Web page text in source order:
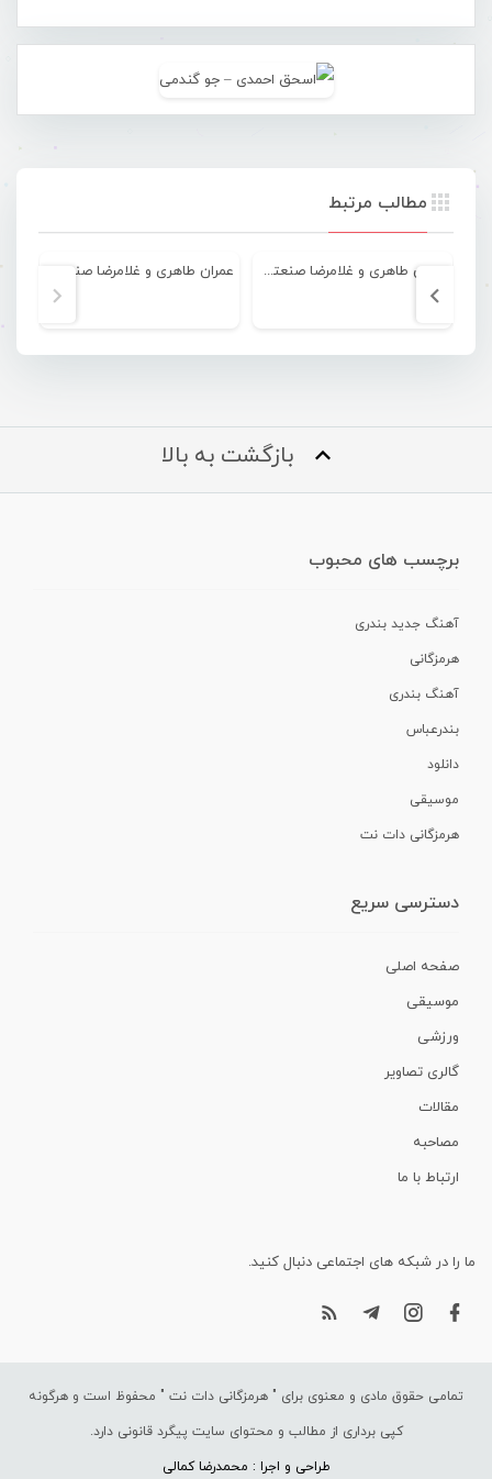
مطالب مرتبط
عمران طاهری و غلامرضا صنعتگر – چتر
بازگشت به بالا
برچسب های محبوب
آهنگ جدید بندری
هرمزگانی
آهنگ بندری
بندرعباس
دانلود
موسیقی
هرمزگانی دات نت
دسترسی سریع
صفحه اصلی
موسیقی
ورزشی
گالری تصاویر
مقالات
مصاحبه
ارتباط با ما
ما را در شبکه های اجتماعی دنبال کنید.
تمامی حقوق مادی و معنوی برای " هرمزگانی دات نت " محفوظ است و هرگونه
کپی برداری از مطالب و محتوای سایت پیگرد قانونی دارد.
طراحی و اجرا : محمدرضا کمالی